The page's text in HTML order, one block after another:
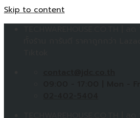
Skip to content